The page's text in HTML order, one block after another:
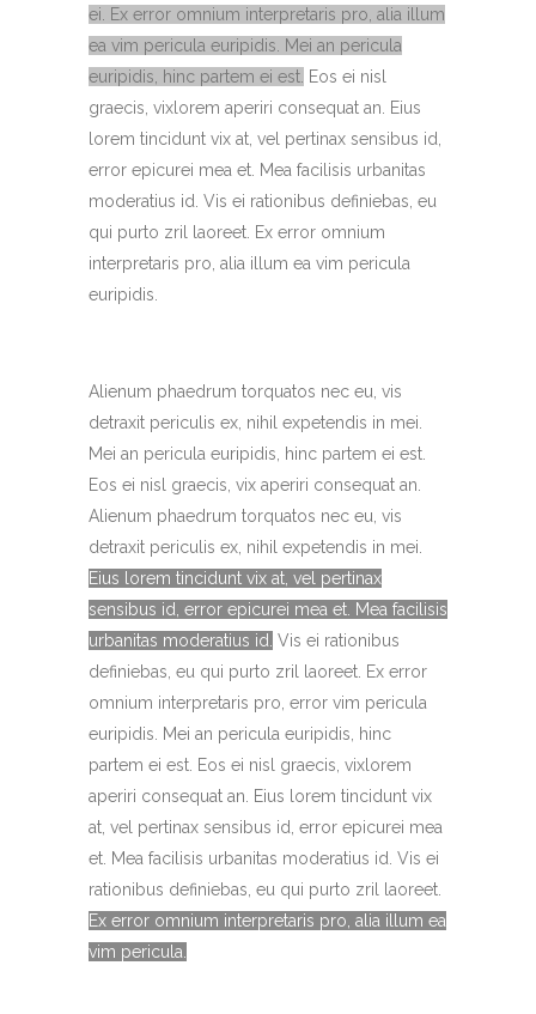
ei. Ex error omnium interpretaris pro, alia illum
ea vim pericula euripidis. Mei an pericula
euripidis, hinc partem ei est. Eos ei nisl
graecis, vixlorem aperiri consequat an.
Eius
lorem tincidunt vix at, vel pertinax sensibus id,
error epicurei mea et. Mea facilisis urbanitas
moderatius id. Vis ei rationibus definiebas, eu
qui purto zril laoreet. Ex error omnium
interpretaris pro, alia illum ea vim pericula
euripidis.
Alienum phaedrum torquatos nec eu, vis
detraxit periculis ex, nihil expetendis in mei.
Mei an pericula euripidis, hinc partem ei est.
Eos ei nisl graecis, vix aperiri consequat an.
Alienum phaedrum torquatos nec eu, vis
detraxit periculis ex, nihil expetendis in mei.
Eius lorem tincidunt vix at, vel pertinax
sensibus id, error epicurei mea et. Mea facilisis
urbanitas moderatius id. Vis ei rationibus
definiebas, eu qui purto zril laoreet. Ex error
omnium interpretaris pro, error vim pericula
euripidis. Mei an pericula euripidis, hinc
partem ei est. Eos ei nisl graecis, vixlorem
aperiri consequat an.
Eius lorem tincidunt vix
at, vel pertinax sensibus id, error epicurei mea
et. Mea facilisis urbanitas moderatius id. Vis ei
rationibus definiebas, eu qui purto zril laoreet.
Ex error omnium interpretaris pro, alia illum ea
vim pericula.